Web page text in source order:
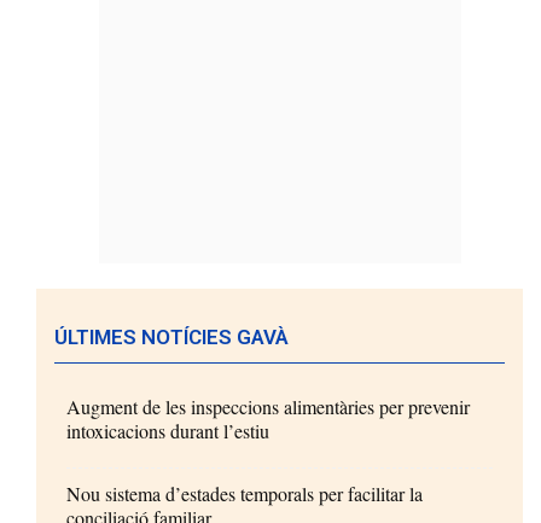
ÚLTIMES NOTÍCIES GAVÀ
Augment de les inspeccions alimentàries per prevenir
intoxicacions durant l’estiu
Nou sistema d’estades temporals per facilitar la
conciliació familiar